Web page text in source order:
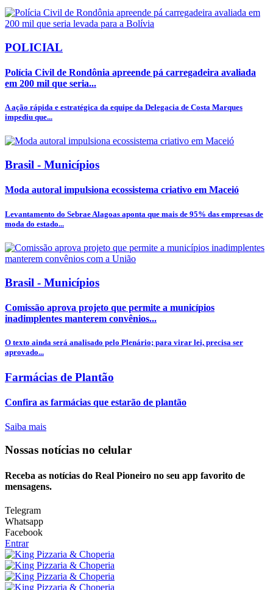
POLICIAL
Polícia Civil de Rondônia apreende pá carregadeira avaliada
em 200 mil que seria...
A ação rápida e estratégica da equipe da Delegacia de Costa Marques
impediu que...
Brasil - Municípios
Moda autoral impulsiona ecossistema criativo em Maceió
Levantamento do Sebrae Alagoas aponta que mais de 95% das empresas de
moda do estado...
Brasil - Municípios
Comissão aprova projeto que permite a municípios
inadimplentes manterem convênios...
O texto ainda será analisado pelo Plenário; para virar lei, precisa ser
aprovado...
Farmácias de Plantão
Confira as farmácias que estarão de plantão
Saiba mais
Nossas notícias no celular
Receba as notícias do Real Pioneiro no seu app favorito de
mensagens.
Telegram
Whatsapp
Facebook
Entrar